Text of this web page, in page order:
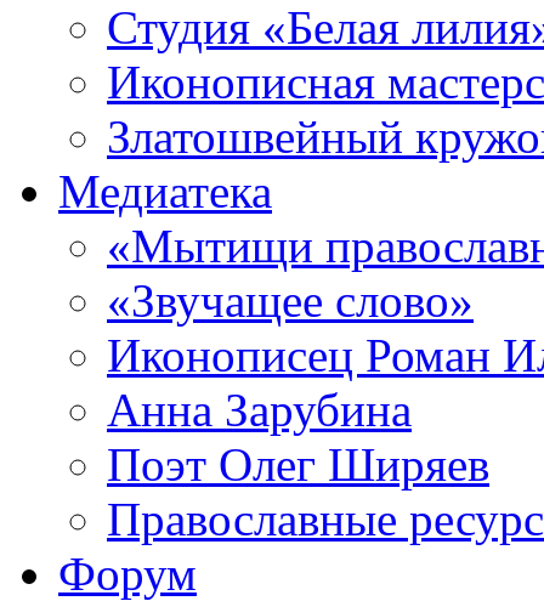
Студия «Белая
Иконописная
Златошвейный
Медиатека
«Мытищи
«Звучащее слово»
Иконописец Роман
Анна Зарубина
Поэт Олег Ширяев
Православные
Форум